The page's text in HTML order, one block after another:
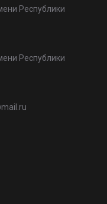
Республики
Республики